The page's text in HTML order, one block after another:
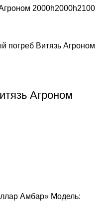
погреб Витязь Агроном
Агроном
Амбар» Модель: